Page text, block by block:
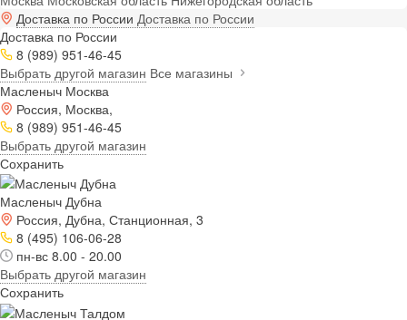
Доставка по России Доставка по России
Доставка по России
8 (989) 951-46-45
Выбрать другой магазин Все магазины
Масленыч Москва
Россия, Москва,
8 (989) 951-46-45
Выбрать другой магазин
Сохранить
Масленыч Дубна
Россия, Дубна, Станционная, 3
8 (495) 106-06-28
пн-вс 8.00 - 20.00
Выбрать другой магазин
Сохранить